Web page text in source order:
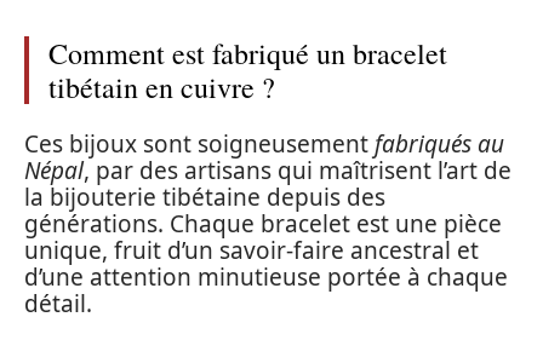
Comment est fabriqué un bracelet
tibétain en cuivre ?
Ces bijoux sont soigneusement fabriqués au
Népal, par des artisans qui maîtrisent l’art de
la bijouterie tibétaine depuis des
générations. Chaque bracelet est une pièce
unique, fruit d’un savoir-faire ancestral et
d’une attention minutieuse portée à chaque
détail.